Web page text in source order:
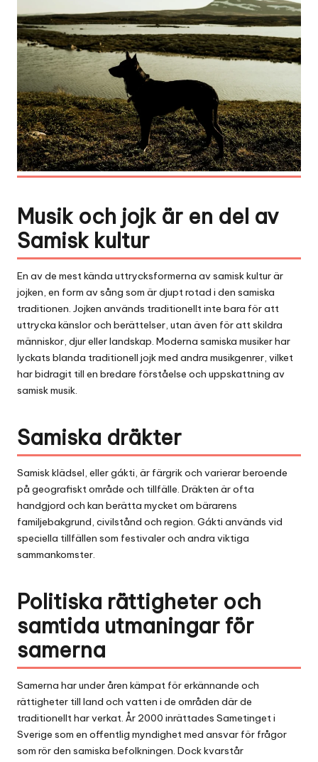
Musik och jojk är en del av
Samisk kultur
En av de mest kända uttrycksformerna av samisk kultur är
jojken, en form av sång som är djupt rotad i den samiska
traditionen. Jojken används traditionellt inte bara för att
uttrycka känslor och berättelser, utan även för att skildra
människor, djur eller landskap. Moderna samiska musikerhar
lyckats blanda traditionell jojk med andra musikgenrer, vilket
har bidragit till en bredare förståelse och uppskattning av
samiskmusik.
Samiska dräkter
Samisk klädsel, eller gákti, är färgrik och varierar beroende
på geografiskt område och tillfälle. Dräkten är ofta
handgjord och kan berätta mycket om bärarens
familjebakgrund, civilstånd och region. Gákti används vid
speciella tillfällen som festivaler och andra viktiga
sammankomster.
Politiska rättigheter och
samtida utmaningar för
samerna
Samerna har under åren kämpat för erkännande och
rättigheter till land och vatten i de områden där de
traditionellt har verkat. År 2000 inrättades Sametinget i
Sverige som en offentlig myndighet med ansvar för frågor
som rör den samiska befolkningen. Dock kvarstår